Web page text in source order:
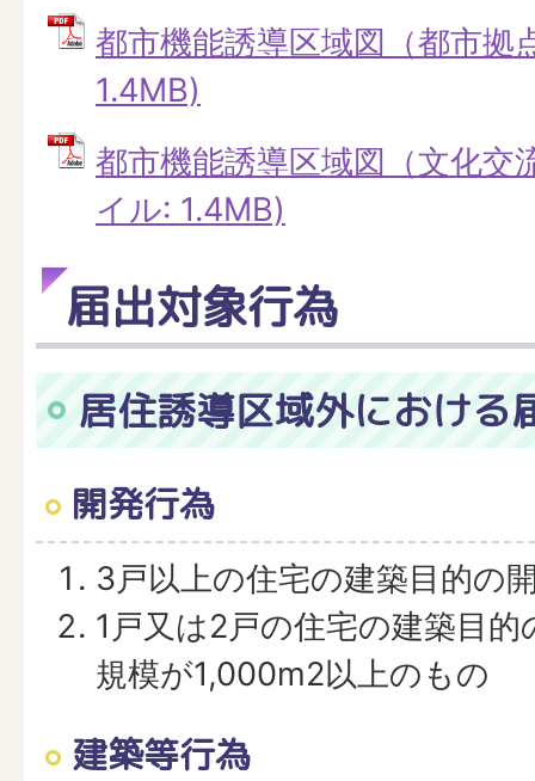
都市機能誘導区域図（都市拠
1.4MB)
都市機能誘導区域図（文化交
イル: 1.4MB)
届出対象行為
居住誘導区域外における
開発行為
3戸以上の住宅の建築目的の
1戸又は2戸の住宅の建築目
規模が1,000m2以上のもの
建築等行為